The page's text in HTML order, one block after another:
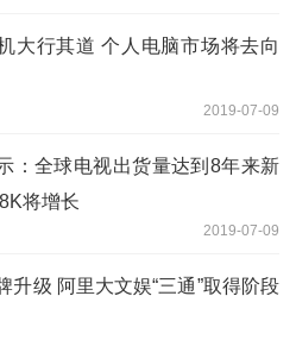
大行其道 个人电脑市场将去向
2019-07-09
：全球电视出货量达到8年来新
将增长
2019-07-09
升级 阿里大文娱“三通”取得阶段